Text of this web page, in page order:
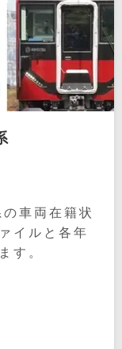
車両在籍状
イルと各年
す。